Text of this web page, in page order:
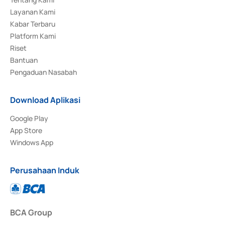
Layanan Kami
Kabar Terbaru
Platform Kami
Riset
Bantuan
Pengaduan Nasabah
Download Aplikasi
Google Play
App Store
Windows App
Perusahaan Induk
BCA Group